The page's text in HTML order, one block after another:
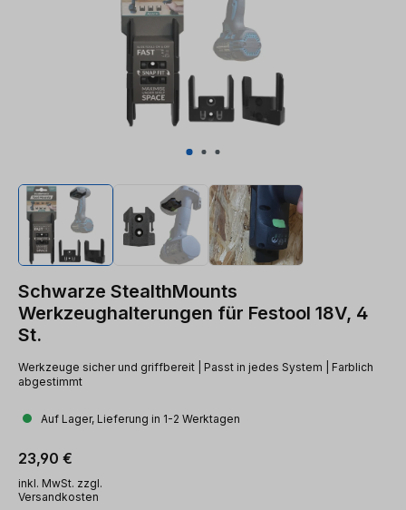
Schwarze StealthMounts
Werkzeughalterungen für Festool 18V, 4
St.
Werkzeuge sicher und griffbereit | Passt in jedes System | Farblich
abgestimmt
Auf Lager, Lieferung in 1-2 Werktagen
Regulärer Preis:
23,90 €
inkl. MwSt. zzgl.
Versandkosten